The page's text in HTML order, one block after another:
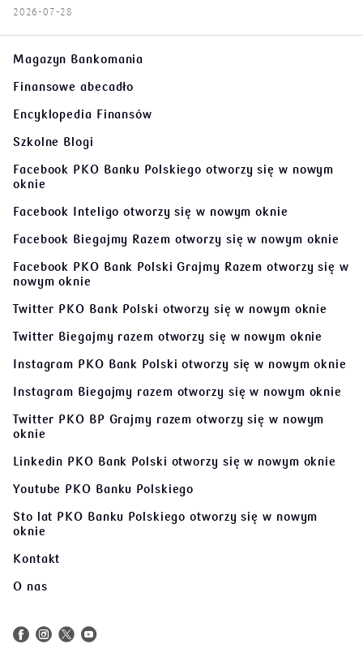
2026-07-28
Magazyn Bankomania
Finansowe abecadło
Encyklopedia Finansów
Szkolne Blogi
Facebook PKO Banku Polskiego otworzy się w nowym
oknie
Facebook Inteligo otworzy się w nowym oknie
Facebook Biegajmy Razem otworzy się w nowym oknie
Facebook PKO Bank Polski Grajmy Razemotworzy się w
nowym oknie
Twitter PKO Bank Polski otworzy się w nowym oknie
Twitter Biegajmy razem otworzy się w nowym oknie
Instagram PKO Bank Polski otworzy się w nowym oknie
Instagram Biegajmy razem otworzy się w nowym oknie
Twitter PKO BP Grajmy razem otworzy się w nowym
oknie
Linkedin PKO Bank Polski otworzy się w nowym oknie
Youtube PKO Banku Polskiego
Sto lat PKO Banku Polskiego otworzy się w nowym
oknie
Kontakt
O nas